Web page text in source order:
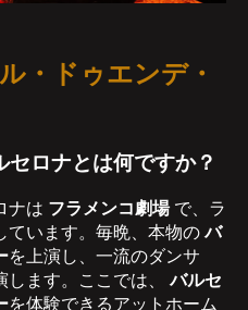
・ドゥエンデ・
ロナとは何ですか？
ナは フラメンコ劇場で、ラ
ています。毎晩、本物のバ
を上演し、一流のダンサ
します。ここでは、バルセ
を体験できるアットホーム